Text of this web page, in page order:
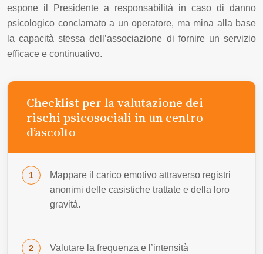
espone il Presidente a responsabilità in caso di danno
psicologico conclamato a un operatore, ma mina alla base
la capacità stessa dell’associazione di fornire un servizio
efficace e continuativo.
Checklist per la valutazione dei
rischi psicosociali in un centro
d’ascolto
Mappare il carico emotivo attraverso registri
anonimi delle casistiche trattate e della loro
gravità.
Valutare la frequenza e l’intensità